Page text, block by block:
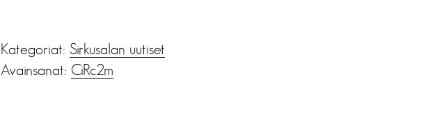
Kategoriat: Sirkusalan uutiset
Avainsanat: CiRc2m